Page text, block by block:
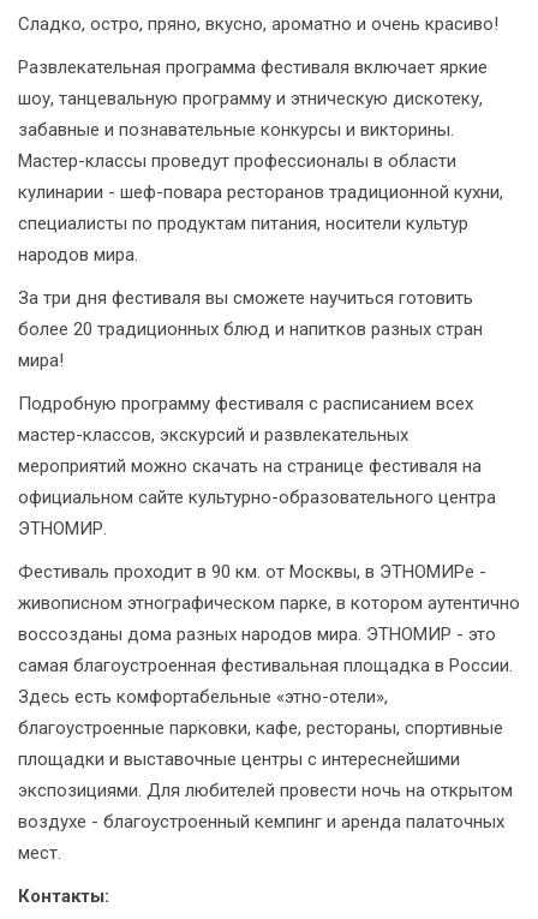
Сладко, остро, пряно, вкусно, ароматно и очень красиво!
Развлекательная программа фестиваля включает яркие
шоу, танцевальную программу и этническую дискотеку,
забавные и познавательные конкурсы и викторины.
Мастер-классы проведут профессионалы в области
кулинарии - шеф-повара ресторанов традиционной кухни,
специалисты по продуктам питания, носители культур
народов мира.
За три дня фестиваля вы сможете научиться готовить
более 20 традиционных блюд и напитков разных стран
мира!
Подробную программу фестиваля с расписанием всех
мастер-классов, экскурсий и развлекательных
мероприятий можно скачать на странице фестиваля на
официальном сайте культурно-образовательного центра
ЭТНОМИР.
Фестиваль проходит в 90 км. от Москвы, в ЭТНОМИРе -
живописном этнографическом парке, в котором аутентично
воссозданы дома разных народов мира. ЭТНОМИР - это
самая благоустроенная фестивальная площадка в России.
Здесь есть комфортабельные «этно-отели»,
благоустроенные парковки, кафе, рестораны, спортивные
площадки и выставочные центры с интереснейшими
экспозициями. Для любителей провести ночь на открытом
воздухе - благоустроенный кемпинг и аренда палаточных
мест.
Контакты: